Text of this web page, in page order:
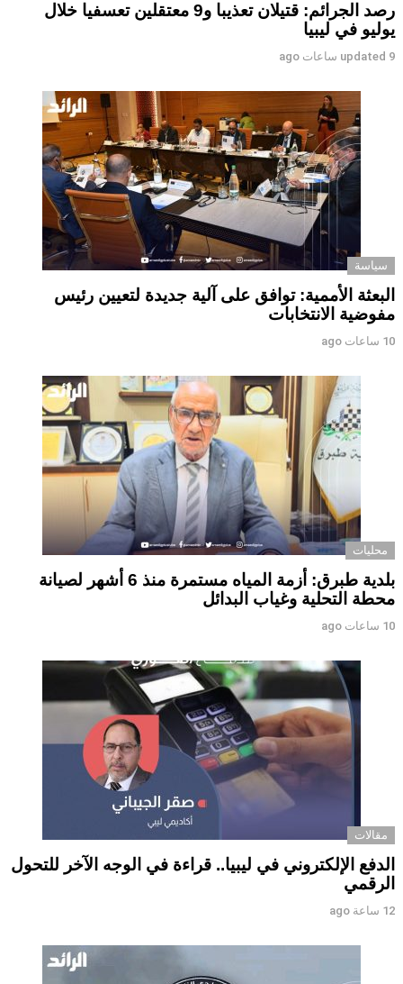
رصد الجرائم: قتيلان تعذيبا و9 معتقلين تعسفيا خلال
يوليو في ليبيا
updated 9 ساعات ago
سياسة
البعثة الأممية: توافق على آلية جديدة لتعيين رئيس
مفوضية الانتخابات
10 ساعات ago
محليات
بلدية طبرق: أزمة المياه مستمرة منذ 6 أشهر لصيانة
محطة التحلية وغياب البدائل ‏ ‏
10 ساعات ago
مقالات
الدفع الإلكتروني في ليبيا.. قراءة في الوجه الآخر للتحول
الرقمي ‏
12 ساعة ago